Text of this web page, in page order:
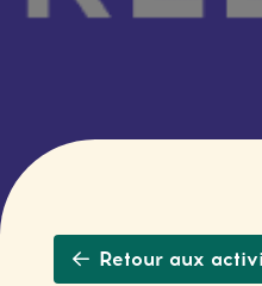
Retour aux